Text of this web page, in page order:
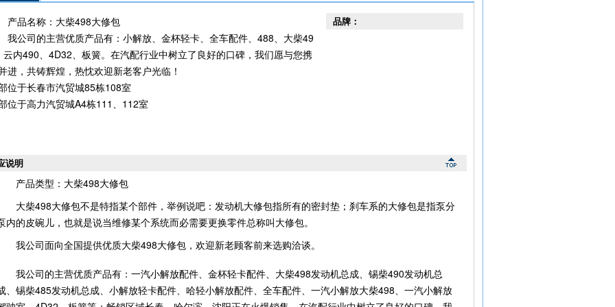
产品名称：大柴498大修包
我公司的主营优质产品有：小解放、金杯轻卡、全车配件、488、大柴49
云内490、4D32、板簧。在汽配行业中树立了良好的口碑，我们愿与您携
进，共铸辉煌，热忱欢迎新老客户光临！
位于长春市汽贸城85栋108室
位于高力汽贸城A4栋111、112室
品牌：
说明
产品类型：大柴498大修包
大柴498大修包不是特指某个部件，举例说吧：发动机大修包指所有的密封垫；刹车系的大修包是指泵分
内的皮碗儿，也就是说当维修某个系统而必需要更换零件总称叫大修包。
我公司面向全国提供优质大柴498大修包，欢迎新老顾客前来选购洽谈。
我公司的主营优质产品有：一汽小解放配件、金杯轻卡配件、大柴498发动机总成、锡柴490发动机总
、锡柴485发动机总成、小解放轻卡配件、哈轻小解放配件、全车配件、一汽小解放大柴498、一汽小解放